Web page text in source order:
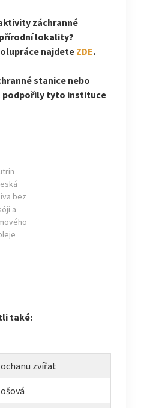
záchranné
lokality?
najdeteZDE.
stanice nebo
podpořily tyto instituce
–
bez
a
také:
zvířat